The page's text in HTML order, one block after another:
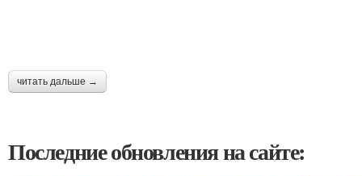
читать дальше →
Последние обновления на сайте: